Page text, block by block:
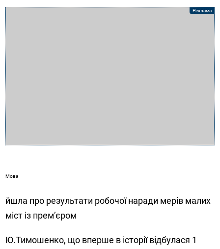
Мова
йшла про результати робочої наради мерів малих
міст із прем’єром
Ю.Тимошенко, що вперше в історії відбулася 1